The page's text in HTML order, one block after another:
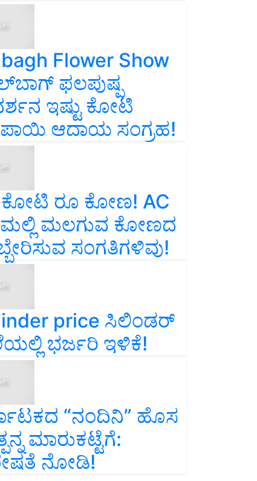
Flower Show
ಫಲಪುಷ್ಪ
ಇಷ್ಟು ಕೋಟಿ
ಆದಾಯ ಸಂಗ್ರಹ!
ಕೋಟಿ ರೂ ಕೋಣ! AC
ಮಲಗುವ ಕೋಣದ
ಸಂಗತಿಗಳಿವು!
price ಸಿಲಿಂಡರ್‌
ಭರ್ಜರಿ ಇಳಿಕೆ!
“ನಂದಿನಿ” ಹೊಸ
ಮಾರುಕಟ್ಟೆಗೆ:
ನೋಡಿ!